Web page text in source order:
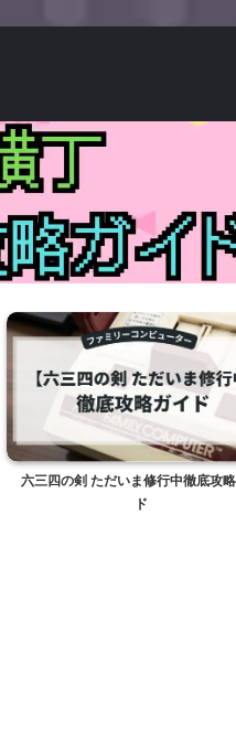
六三四の剣 ただいま修行中徹底攻略ガイ